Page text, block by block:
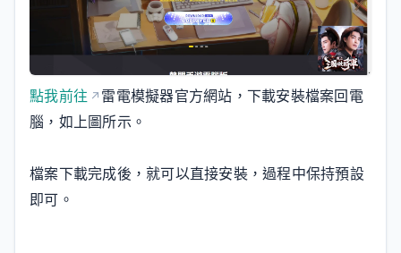
點我前往
雷電模擬器官方網站，下載安裝檔案回電
腦，如上圖所示。
檔案下載完成後，就可以直接安裝，過程中保持預設
即可。